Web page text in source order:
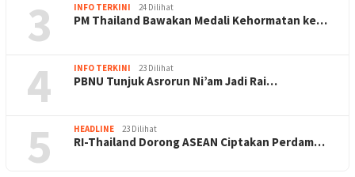
3 INFO TERKINI 24 Dilihat
PM Thailand Bawakan Medali Kehormatan ke…
4 INFO TERKINI 23 Dilihat
PBNU Tunjuk Asrorun Ni’am Jadi Rai…
5 HEADLINE 23 Dilihat
RI-Thailand Dorong ASEAN Ciptakan Perdam…